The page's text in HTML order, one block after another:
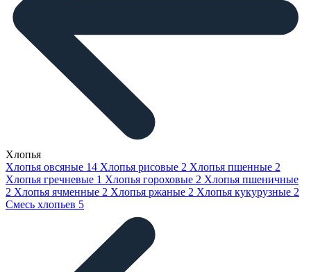
Хлопья
Хлопья овсяные 14 Хлопья рисовые 2 Хлопья пшенные 2
Хлопья гречневые 1 Хлопья гороховые 2 Хлопья пшеничные
2 Хлопья ячменные 2 Хлопья ржаные 2 Хлопья кукурузные 2
Смесь хлопьев 5